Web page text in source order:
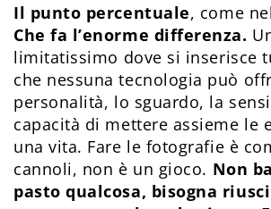
Il punto percentuale, come
Che fa l’enorme differenza.
limitatissimo dove si inserisce
che nessuna tecnologia può
personalità, lo sguardo, la
capacità di mettere assieme le
una vita. Fare le fotografie è
cannoli, non è un gioco. Non
pasto qualcosa, bisogna